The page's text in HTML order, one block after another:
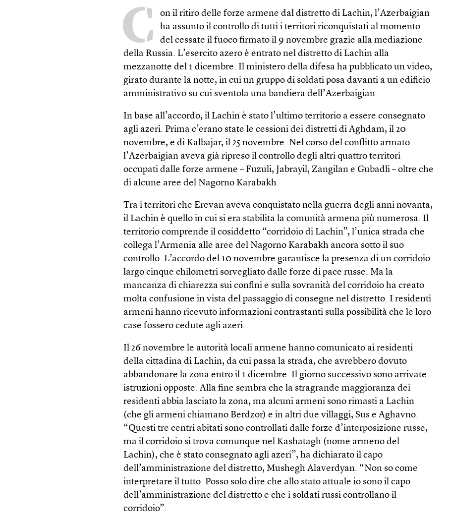
C
on il ritiro delle forze armene dal distretto di Lachin, l’Azerbaigian
ha assunto il controllo di tutti i territori riconquistati al momento
del cessate il fuoco firmato il 9 novembre grazie alla mediazione
della Russia. L’esercito azero è entrato nel distretto di Lachin alla
mezzanotte del 1 dicembre. Il ministero della difesa ha pubblicato un video,
girato durante la notte, in cui un gruppo di soldati posa davanti a un edificio
amministrativo su cui sventola una bandiera dell’Azerbaigian.
In base all’accordo, il Lachin è stato l’ultimo territorio a essere consegnato
agli azeri. Prima c’erano state le cessioni dei distretti di Aghdam, il 20
novembre, e di Kalbajar, il 25 novembre. Nel corso del conflitto armato
l’Azerbaigian aveva già ripreso il controllo degli altri quattro territori
occupati dalle forze armene – Fuzuli, Jabrayil, Zangilan e Gubadli – oltre che
di alcune aree del Nagorno Karabakh.
Tra i territori che Erevan aveva conquistato nella guerra degli anni novanta,
il Lachin è quello in cui si era stabilita la comunità armena più numerosa. Il
territorio comprende il cosiddetto “corridoio di Lachin”, l’unica strada che
collega l’Armenia alle aree del Nagorno Karabakh ancora sotto il suo
controllo. L’accordo del 10 novembre garantisce la presenza di un corridoio
largo cinque chilometri sorvegliato dalle forze di pace russe. Ma la
mancanza di chiarezza sui confini e sulla sovranità del corridoio ha creato
molta confusione in vista del passaggio di consegne nel distretto. I residenti
armeni hanno ricevuto informazioni contrastanti sulla possibilità che le loro
case fossero cedute agli azeri.
Il 26 novembre le autorità locali armene hanno comunicato ai residenti
della cittadina di Lachin, da cui passa la strada, che avrebbero dovuto
abbandonare la zona entro il 1 dicembre. Il giorno successivo sono arrivate
istruzioni opposte. Alla fine sembra che la stragrande maggioranza dei
residenti abbia lasciato la zona, ma alcuni armeni sono rimasti a Lachin
(che gli armeni chiamano Berdzor) e in altri due villaggi, Sus e Aghavno.
“Questi tre centri abitati sono controllati dalle forze d’interposizione russe,
ma il corridoio si trova comunque nel Kashatagh (nome armeno del
Lachin), che è stato consegnato agli azeri”, ha dichiarato il capo
dell’amministrazione del distretto, Mushegh Alaverdyan. “Non so come
interpretare il tutto. Posso solo dire che allo stato attuale io sono il capo
dell’amministrazione del distretto e che i soldati russi controllano il
corridoio”.